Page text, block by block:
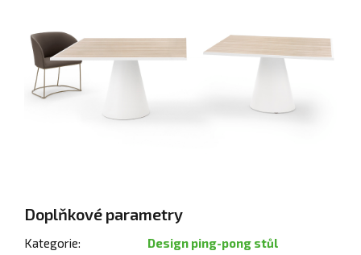
Doplňkové parametry
Kategorie:
Design ping-pong stůl